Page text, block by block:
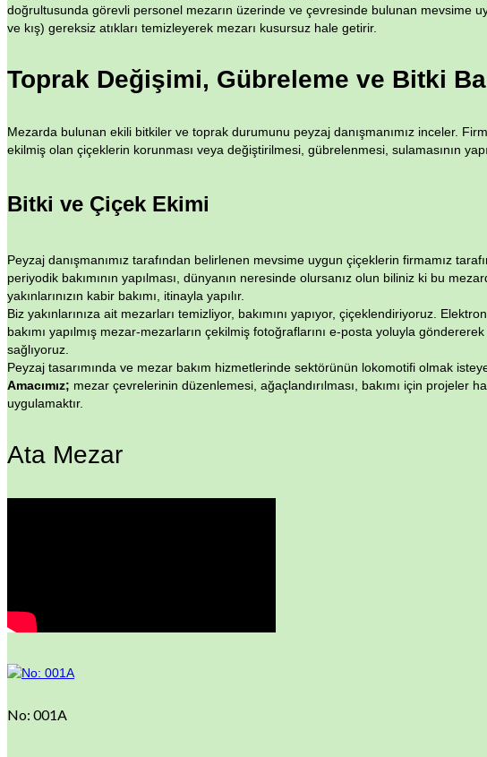
doğrultusunda görevli personel mezarın üzerinde ve çevresinde bulunan mevsime
ve kış) gereksiz atıkları temizleyerek mezarı kusursuz hale getirir.
Toprak Değişimi, Gübreleme ve Bitki
Mezarda bulunan ekili bitkiler ve toprak durumunu peyzaj danışmanımız inceler.
ekilmiş olan çiçeklerin korunması veya değiştirilmesi, gübrelenmesi, sulamasının
Bitki ve Çiçek Ekimi
Peyzaj danışmanımız tarafından belirlenen mevsime uygun çiçeklerin firmamız
periyodik bakımının yapılması, dünyanın neresinde olursanız olun biliniz ki bu
yakınlarınızın kabir bakımı, itinayla yapılır.
Biz yakınlarınıza ait mezarları temizliyor, bakımını yapıyor, çiçeklendiriyoruz.
bakımı yapılmış mezar-mezarların çekilmiş fotoğraflarını e-posta yoluyla
sağlıyoruz.
Peyzaj tasarımında ve mezar bakım hizmetlerinde sektörünün lokomotifi olmak
Amacımız; mezar çevrelerinin düzenlemesi, ağaçlandırılması, bakımı için projeler
uygulamaktır.
Ata Mezar
No: 001A